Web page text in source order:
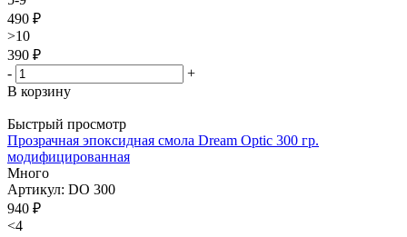
490 ₽
>10
390 ₽
-
+
В корзину
Быстрый просмотр
Прозрачная эпоксидная смола Dream Optic 300 гр.
модифицированная
Много
Артикул: DO 300
940 ₽
<4